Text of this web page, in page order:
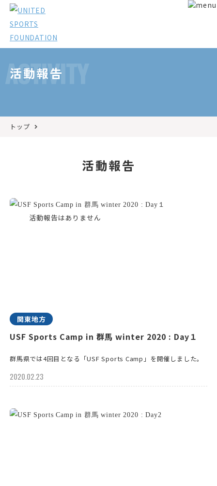
ACTIVITY
活動報告
トップ
活動報告
関東地方
USF Sports Camp in 群馬 winter 2020 : Day１
群馬県では4回目となる「USF Sports Camp」を開催しました。
2020.02.23